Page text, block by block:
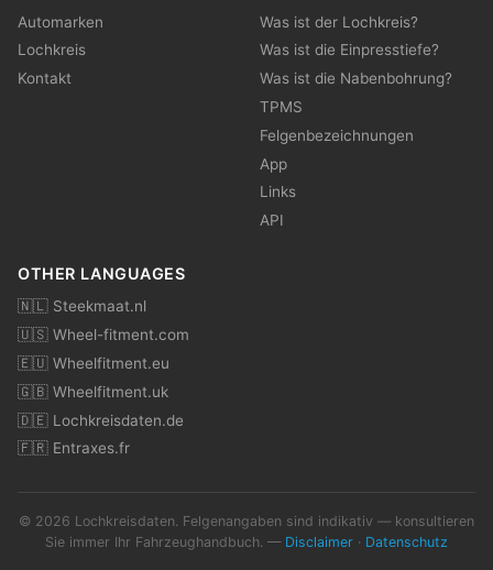
Automarken
Lochkreis
Kontakt
Was ist der Lochkreis?
Was ist die Einpresstiefe?
Was ist die Nabenbohrung?
TPMS
Felgenbezeichnungen
App
Links
API
OTHER LANGUAGES
🇳🇱 Steekmaat.nl
🇺🇸 Wheel-fitment.com
🇪🇺 Wheelfitment.eu
🇬🇧 Wheelfitment.uk
🇩🇪 Lochkreisdaten.de
🇫🇷 Entraxes.fr
© 2026 Lochkreisdaten. Felgenangaben sind indikativ — konsultieren
Sie immer Ihr Fahrzeughandbuch. — Disclaimer · Datenschutz